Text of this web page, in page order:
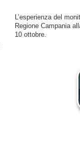
L’esperienza del
Regione Campania
10 ottobre.